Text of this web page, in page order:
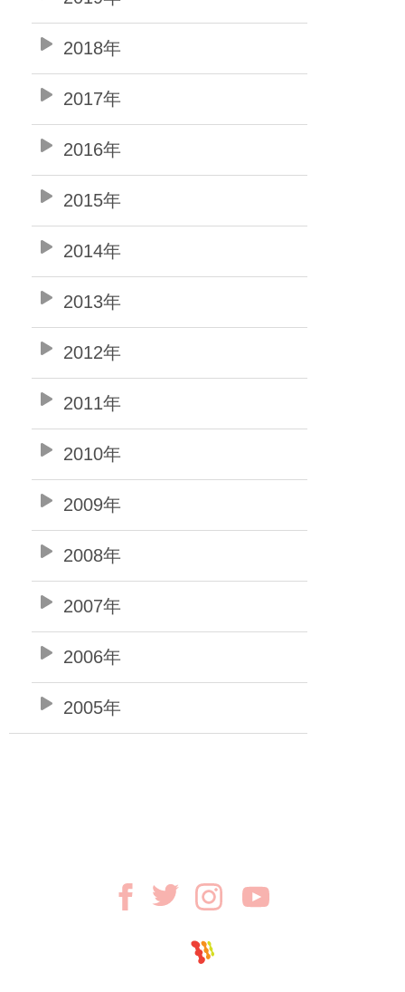
2018年
2017年
2016年
2015年
2014年
2013年
2012年
2011年
2010年
2009年
2008年
2007年
2006年
2005年